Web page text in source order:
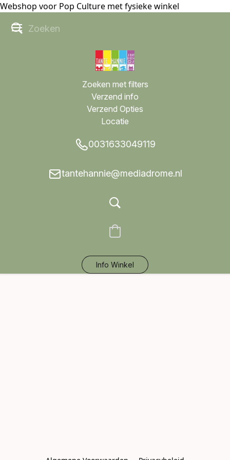
Webshop voor Pop Culture met fysieke winkel
Zoeken met filters
Verzend info
Verzend Opties
Locatie
0031633049119
tantehannie@mediadrome.nl
Info Winkel